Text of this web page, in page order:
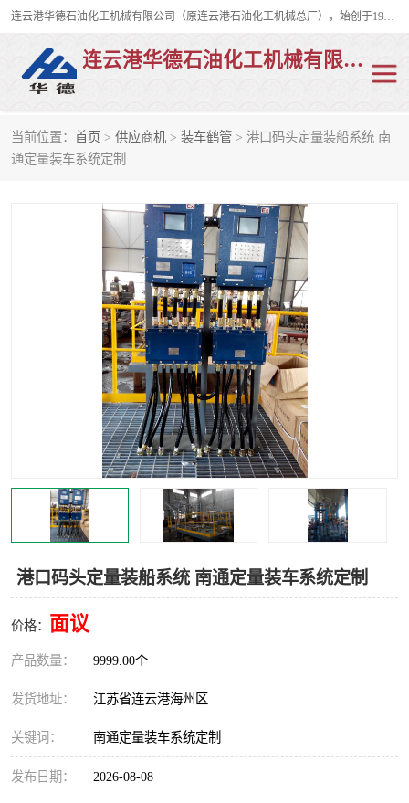
连云港华德石油化工机械有限公司（原连云港石油化工机械总厂），始创于1982年，是从事码头船用流体装卸臂、陆用流体装卸臂（鹤管）、活动梯、钢构平台、定量装车系统等全系列流体装卸设备的设计、制造、销售以及服务的专业供应商。
连云港华德石油化工机械有限公司
当前位置： 首页 > 供应商机 > 装车鹤管 > 港口码头定量装船系统 南
通定量装车系统定制
港口码头定量装船系统 南通定量装车系统定制
价格： 面议
产品数量： 9999.00个
发货地址： 江苏省连云港海州区
关键词： 南通定量装车系统定制
发布日期： 2026-08-08
陆用流体装卸臂
液氯鹤管
活动梯
卸车鹤管
输油臂
紧急脱离干式接头 火车鹤管
顶部鹤管
低温鹤管
浮动出油装置 鹤管